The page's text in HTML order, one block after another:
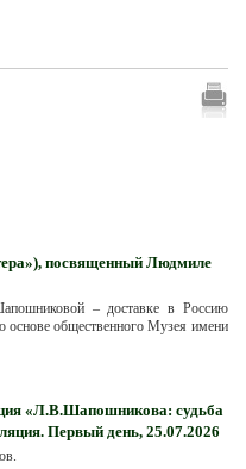
посвященный Людмиле
– доставке в Россию
основе общественного Музея имени
«Л.В.Шапошникова: судьба
Первый день, 25.07.2026